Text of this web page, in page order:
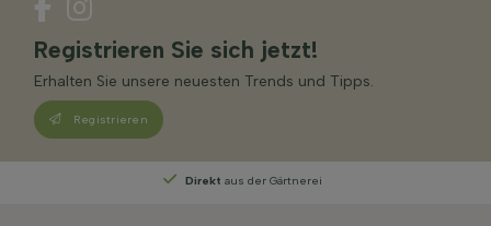
Registrieren Sie sich jetzt!
Erhalten Sie unsere neuesten Trends und Tipps.
Registrieren
Persönliche Beratungvon unseren Experten